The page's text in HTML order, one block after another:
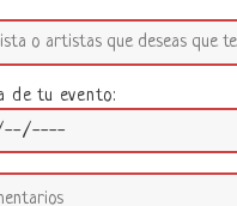
de tu evento: